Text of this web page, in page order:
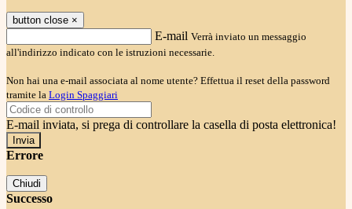
button close ×
E-mail Verrà inviato un messaggio
all'indirizzo indicato con le istruzioni necessarie.
Non hai una e-mail associata al nome utente? Effettua il reset della password
tramite la Login Spaggiari
E-mail inviata, si prega di controllare la casella di posta elettronica!
Errore
Chiudi
Successo